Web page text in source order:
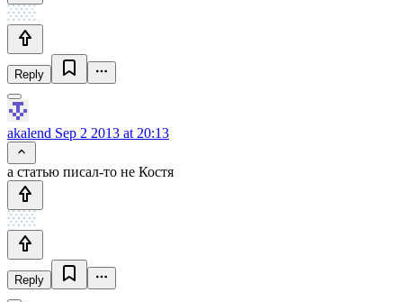
Reply
akalend Sep 2 2013 at 20:13
а статью писал-то не Костя
Reply